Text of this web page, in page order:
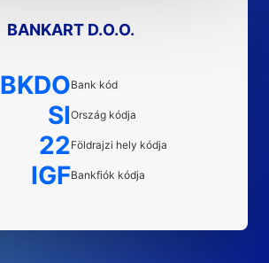
BANKART D.O.O.
BKDOBank kód
SIOrszág kódja
22Földrajzi hely kódja
IGFBankfiók kódja